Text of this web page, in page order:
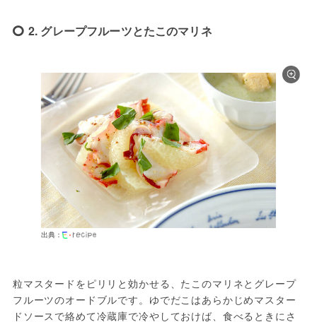
2. グレープフルーツとたこのマリネ
出典：
粒マスタードをピリリと効かせる、たこのマリネとグレープ
フルーツのオードブルです。ゆでだこはあらかじめマスター
ドソースで絡めて冷蔵庫で冷やしておけば、食べるときにさ